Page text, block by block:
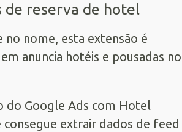
de reserva de hotel
no nome, esta extensão é
anuncia hotéis e pousadas no
do Google Ads com Hotel
consegue extrair dados de feed